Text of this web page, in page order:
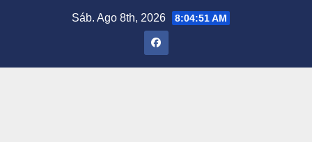
Sáb. Ago 8th, 2026 8:04:52 AM